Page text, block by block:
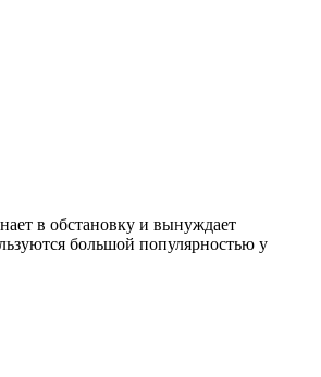
в обстановку и вынуждает
большой популярностью у